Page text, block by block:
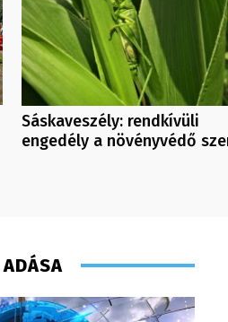
Sáskaveszély: rendkívüli
engedély a növényvédő